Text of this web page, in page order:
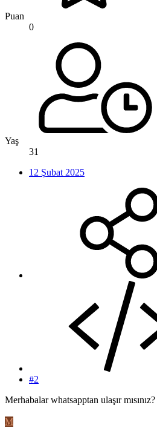
Puan
0
Yaş
31
12 Şubat 2025
#2
Merhabalar whatsapptan ulaşır mısınız?
M